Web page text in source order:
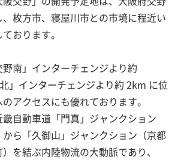
枚方市、寝屋川市との市境に程近い
おります。
南」インターチェンジより約
」インターチェンジより約 2km に位
アクセスにも優れております。
自動車道「門真」ジャンクション
から「久御山」ジャンクション（京都
を結ぶ内陸物流の大動脈であり、